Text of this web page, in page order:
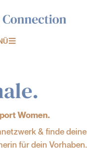
Women.
& finde deine
für dein Vorhaben.